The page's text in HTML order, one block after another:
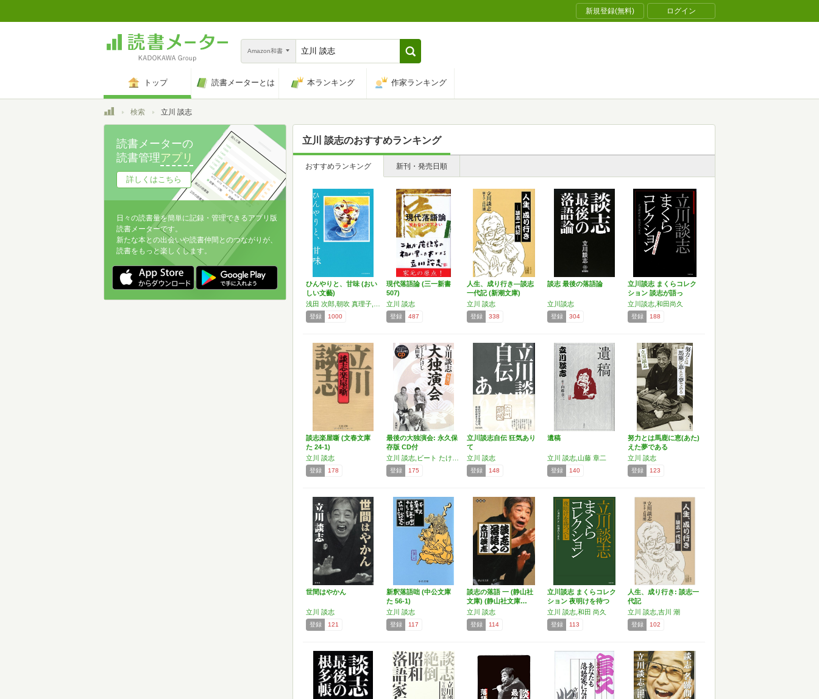
新規登録(無料) ログイン
Amazon和書
トップ 読書メーターとは 本ランキング 作家ランキング
トップ検索 立川 談志
立川 談志のおすすめランキング
おすすめランキング 新刊・発売日順
ひんやりと、甘味 (おい
しい文藝)
登録 1000
現代落語論 (三一新書
507)
立川 談志
登録 487
人生、成り行き―談志
一代記 (新潮文庫)
立川 談志
登録 338
談志 最後の落語論
立川談志
登録 304
立川談志 まくらコレク
ション 談志が語っ
た“…
立川談志,和田尚久
登録 188
談志楽屋噺 (文春文庫
た 24-1)
立川 談志
登録 178
最後の大独演会: 永久保
存版 CD付
登録 175
立川談志自伝 狂気あり
て
立川 談志
登録 148
遺稿
立川 談志,山藤 章二
登録 140
努力とは馬鹿に恵(あた)
えた夢である
立川 談志
登録 123
世間はやかん
立川 談志
登録 121
新釈落語咄 (中公文庫
た 56-1)
立川 談志
登録 117
談志の落語 一 (静山社
文庫) (静山社文庫…
立川 談志
登録 114
立川談志 まくらコレク
ション 夜明けを待つ
べ…
立川 談志,和田 尚久
登録 113
人生、成り行き: 談志一
代記
立川 談志,吉川 潮
登録 102
読書メーターの
読書管理アプリ
詳しくはこちら
日々の読書量を簡単に記録・管理できるアプリ版
読書メーターです。
新たな本との出会いや読書仲間とのつながりが、
読書をもっと楽しくします。